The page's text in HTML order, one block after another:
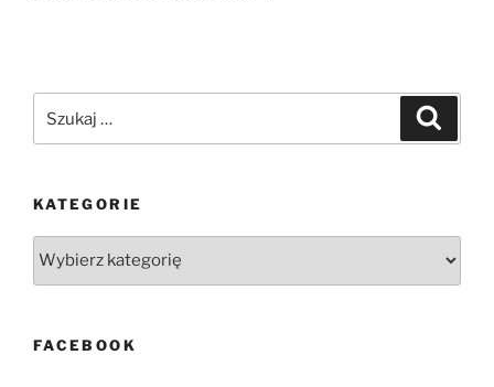
KATEGORIE
FACEBOOK